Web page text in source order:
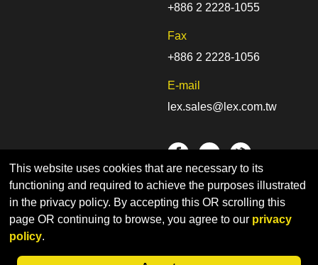
+886 2 2228-1055
Fax
+886 2 2228-1056
E-mail
lex.sales@lex.com.tw
首页 网站导览
隐私权
© 博来科技股份有限公司 | Designed by CADIIS
This website uses cookies that are necessary to its
functioning and required to achieve the purposes illustrated
in the privacy policy. By accepting this OR scrolling this
page OR continuing to browse, you agree to our privacy
policy.